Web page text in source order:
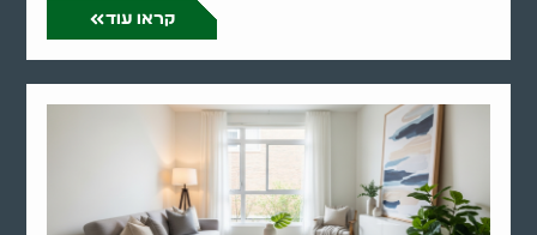
קראו עוד